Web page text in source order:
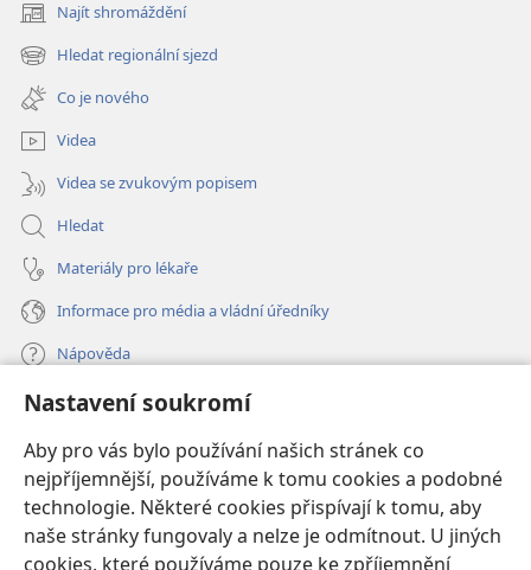
Nastavení soukromí
Aby pro vás bylo používání našich stránek co
nejpříjemnější, používáme k tomu cookies a podobné
technologie. Některé cookies přispívají k tomu, aby
naše stránky fungovaly a nelze je odmítnout. U jiných
cookies, které používáme pouze ke zpříjemnění
Najít shromáždění
(otevřeno
nové
okno)
Hledat regionální sjezd
(otevřeno
nové
okno)
Co je nového
Videa
Videa se zvukovým popisem
Hledat
Materiály pro lékaře
Informace pro média a vládní úředníky
Nápověda
Dary
nové
okno) ONLINE KNIHOVNA Strážné věže
(otevřeno
nové
okno)JW Hub®
(otevřeno
nové